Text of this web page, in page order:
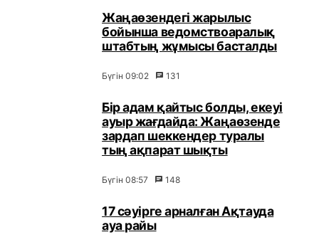
Жаңаөзендегі жарылыс
бойынша ведомствоаралық
штабтың жұмысы басталды
Бүгін 09:02 131
Бір адам қайтыс болды, екеуі
ауыр жағдайда: Жаңаөзенде
зардап шеккендер туралы
тың ақпарат шықты
Бүгін 08:57 148
17 сәуірге арналған Ақтауда
ауа райы